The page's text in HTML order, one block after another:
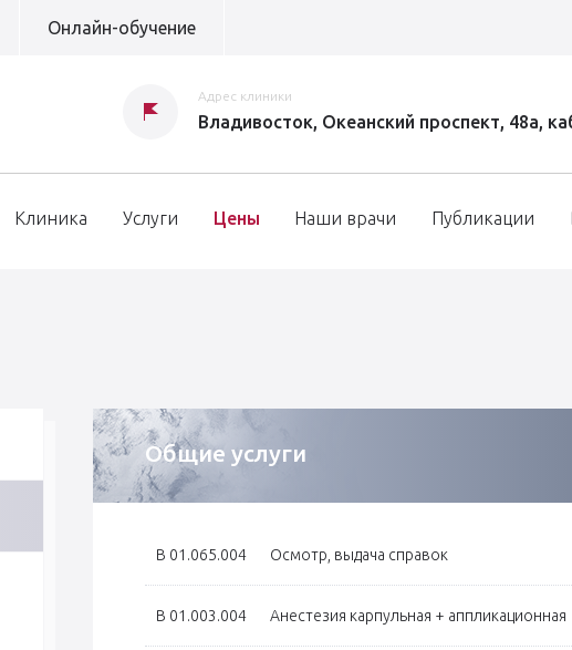
Онлайн-обучение
Адрес клиники
Владивосток, Океанский проспект, 48а,
Клиника Услуги Цены Наши врачи Публикации
Общие услуги
В 01.065.004 Осмотр, выдача справок
В 01.003.004 Анестезия карпульная + аппликационная